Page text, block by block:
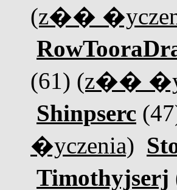
(z��
(61) (z��
Shinpserc
�yczenia)
Timothyjserj